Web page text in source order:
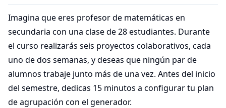
Imagina que eres profesor de matemáticas en
secundaria con una clase de 28 estudiantes. Durante
el curso realizarás seis proyectos colaborativos, cada
uno de dos semanas, y deseas que ningún par de
alumnos trabaje junto más de una vez. Antes del inicio
del semestre, dedicas 15 minutos a configurar tu plan
de agrupación con el generador.